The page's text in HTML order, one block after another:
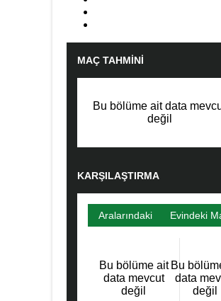
MAÇ TAHMINI
Bu bölüme ait data
değil
KARŞILAŞTIRMA
Aralarındaki
Bu bölüme ait
data mevcut
değil
Evindeki
Bu
data
değil